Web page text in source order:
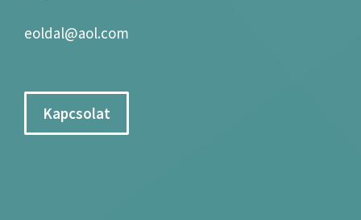
eoldal@aol.com
Kapcsolat